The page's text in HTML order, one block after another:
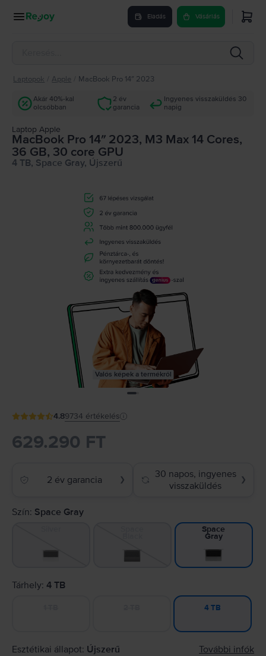
Eladás Vásárlás
Laptopok Apple MacBook Pro 14″ 2023
Akár 40%-kal
olcsóbban
2 év
garancia
Ingyenes visszaküldés 30
napig
Laptop Apple
MacBook Pro 14″ 2023, M3 Max 14 Cores,
36 GB, 30 core GPU
4 TB, Space Gray, Újszerű
Valós képek a termékről
4.89734 értékelés
629.290 FT
2 év garancia ❯
30 napos, ingyenes
visszaküldés
❯
Szín: Space Gray
Space
Gray
Tárhely: 4 TB
4 TB
Esztétikai állapot: Újszerű További infók